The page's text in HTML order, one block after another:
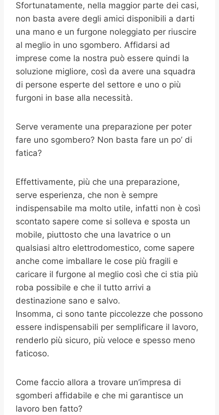
Sfortunatamente, nella maggior parte dei casi,
non basta avere degli amici disponibili a darti
una mano e un furgone noleggiato per riuscire
al meglio in uno sgombero. Affidarsi ad
imprese come la nostra può essere quindi la
soluzione migliore, così da avere una squadra
di persone esperte del settore e uno o più
furgoni in base alla necessità.
Serve veramente una preparazione per poter
fare uno sgombero? Non basta fare un po’ di
fatica?
Effettivamente, più che una preparazione,
serve esperienza, che non è sempre
indispensabile ma molto utile, infatti non è così
scontato sapere come si solleva e sposta un
mobile, piuttosto che una lavatrice o un
qualsiasi altro elettrodomestico, come sapere
anche come imballare le cose più fragili e
caricare il furgone al meglio così che ci stia più
roba possibile e che il tutto arrivi a
destinazione sano e salvo.
Insomma, ci sono tante piccolezze che possono
essere indispensabili per semplificare il lavoro,
renderlo più sicuro, più veloce e spesso meno
faticoso.
Come faccio allora a trovare un’impresa di
sgomberi affidabile e che mi garantisce un
lavoro ben fatto?